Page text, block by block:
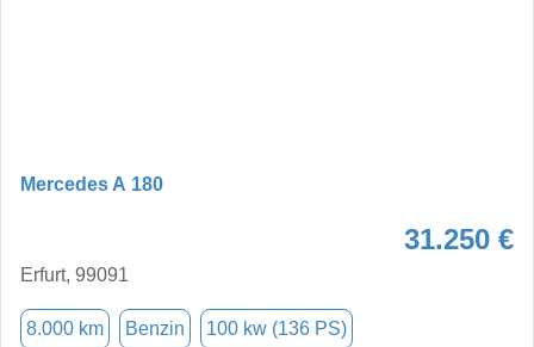
Mercedes A 180
31.250 €
Erfurt, 99091
8.000 km Benzin 100 kw (136 PS)